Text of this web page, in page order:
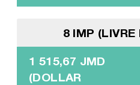
8 IMP (LIVRE
1 515,67 JMD
(DOLLAR